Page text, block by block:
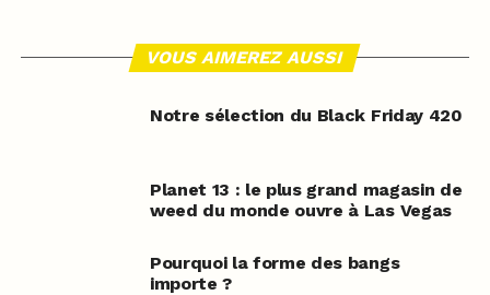
VOUS AIMEREZ AUSSI
Notre sélection du Black Friday 420
Planet 13 : le plus grand magasin de
weed du monde ouvre à Las Vegas
Pourquoi la forme des bangs
importe ?